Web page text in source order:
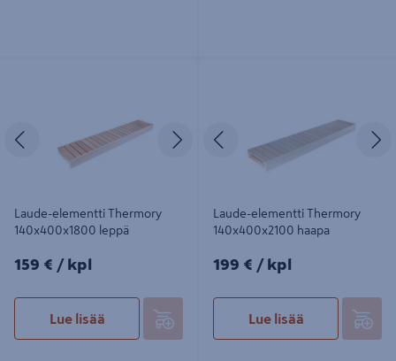
Seuraava
Laude-elementti Thermory
140x400x1800 leppä
159€/kpl
159 € / kpl
Lue lisää
Laude-elementti Thermory
140x400x2100 haapa
199€/kpl
199 € / kpl
Lue lisää